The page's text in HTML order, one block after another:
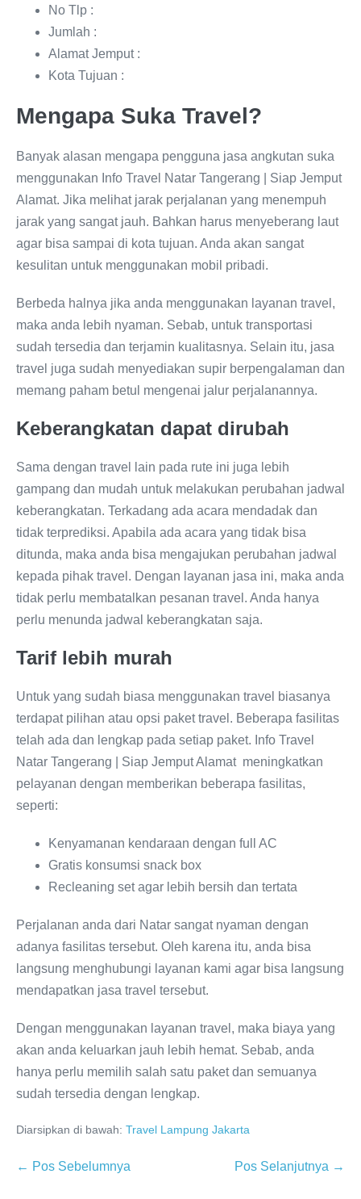
No Tlp :
Jumlah :
Alamat Jemput :
Kota Tujuan :
Mengapa Suka Travel?
Banyak alasan mengapa pengguna jasa angkutan suka
menggunakan Info Travel Natar Tangerang | Siap Jemput
Alamat. Jika melihat jarak perjalanan yang menempuh
jarak yang sangat jauh. Bahkan harus menyeberang laut
agar bisa sampai di kota tujuan. Anda akan sangat
kesulitan untuk menggunakan mobil pribadi.
Berbeda halnya jika anda menggunakan layanan travel,
maka anda lebih nyaman. Sebab, untuk transportasi
sudah tersedia dan terjamin kualitasnya. Selain itu, jasa
travel juga sudah menyediakan supir berpengalaman dan
memang paham betul mengenai jalur perjalanannya.
Keberangkatan dapat dirubah
Sama dengan travel lain pada rute ini juga lebih
gampang dan mudah untuk melakukan perubahan jadwal
keberangkatan. Terkadang ada acara mendadak dan
tidak terprediksi. Apabila ada acara yang tidak bisa
ditunda, maka anda bisa mengajukan perubahan jadwal
kepada pihak travel. Dengan layanan jasa ini, maka anda
tidak perlu membatalkan pesanan travel. Anda hanya
perlu menunda jadwal keberangkatan saja.
Tarif lebih murah
Untuk yang sudah biasa menggunakan travel biasanya
terdapat pilihan atau opsi paket travel. Beberapa fasilitas
telah ada dan lengkap pada setiap paket. Info Travel
Natar Tangerang | Siap Jemput Alamat meningkatkan
pelayanan dengan memberikan beberapa fasilitas,
seperti:
Kenyamanan kendaraan dengan full AC
Gratis konsumsi snack box
Recleaning set agar lebih bersih dan tertata
Perjalanan anda dari Natar sangat nyaman dengan
adanya fasilitas tersebut. Oleh karena itu, anda bisa
langsung menghubungi layanan kami agar bisa langsung
mendapatkan jasa travel tersebut.
Dengan menggunakan layanan travel, maka biaya yang
akan anda keluarkan jauh lebih hemat. Sebab, anda
hanya perlu memilih salah satu paket dan semuanya
sudah tersedia dengan lengkap.
Diarsipkan di bawah: Travel Lampung Jakarta
← Pos Sebelumnya Pos Selanjutnya →